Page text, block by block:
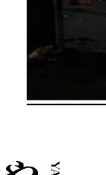
やま幸グループ